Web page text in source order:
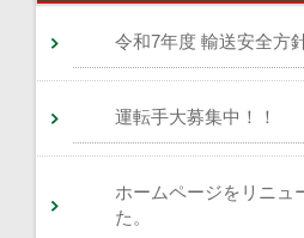
令和7年度 輸送安全方
運転手大募集中！！
ホームページをリニュ
た。